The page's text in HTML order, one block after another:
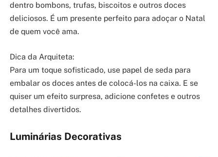
dentro bombons, trufas, biscoitos e outros doces
deliciosos. É um presente perfeito para adoçar o Natal
de quem você ama.
Dica da Arquiteta:
Para um toque sofisticado, use papel de seda para
embalar os doces antes de colocá-los na caixa. E se
quiser um efeito surpresa, adicione confetes e outros
detalhes divertidos.
Luminárias Decorativas